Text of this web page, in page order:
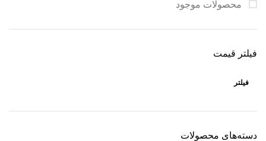
محصولات موجود
فیلتر قیمت
فیلتر
دسته‌های محصولات